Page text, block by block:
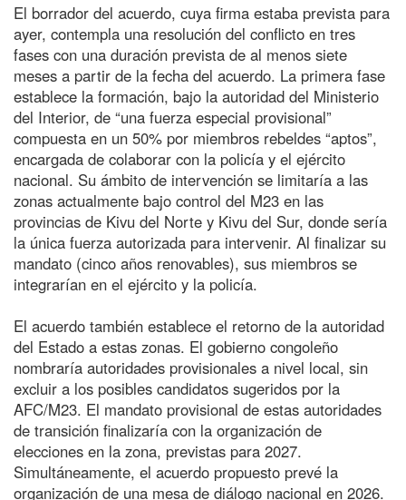
El borrador del acuerdo, cuya firma estaba prevista para
ayer, contempla una resolución del conflicto en tres
fases con una duración prevista de al menos siete
meses a partir de la fecha del acuerdo. La primera fase
establece la formación, bajo la autoridad del Ministerio
del Interior, de “una fuerza especial provisional”
compuesta en un 50% por miembros rebeldes “aptos”,
encargada de colaborar con la policía y el ejército
nacional. Su ámbito de intervención se limitaría a las
zonas actualmente bajo control del M23 en las
provincias de Kivu del Norte y Kivu del Sur, donde sería
la única fuerza autorizada para intervenir. Al finalizar su
mandato (cinco años renovables), sus miembros se
integrarían en el ejército y la policía.
El acuerdo también establece el retorno de la autoridad
del Estado a estas zonas. El gobierno congoleño
nombraría autoridades provisionales a nivel local, sin
excluir a los posibles candidatos sugeridos por la
AFC/M23. El mandato provisional de estas autoridades
de transición finalizaría con la organización de
elecciones en la zona, previstas para 2027.
Simultáneamente, el acuerdo propuesto prevé la
organización de una mesa de diálogo nacional en 2026.